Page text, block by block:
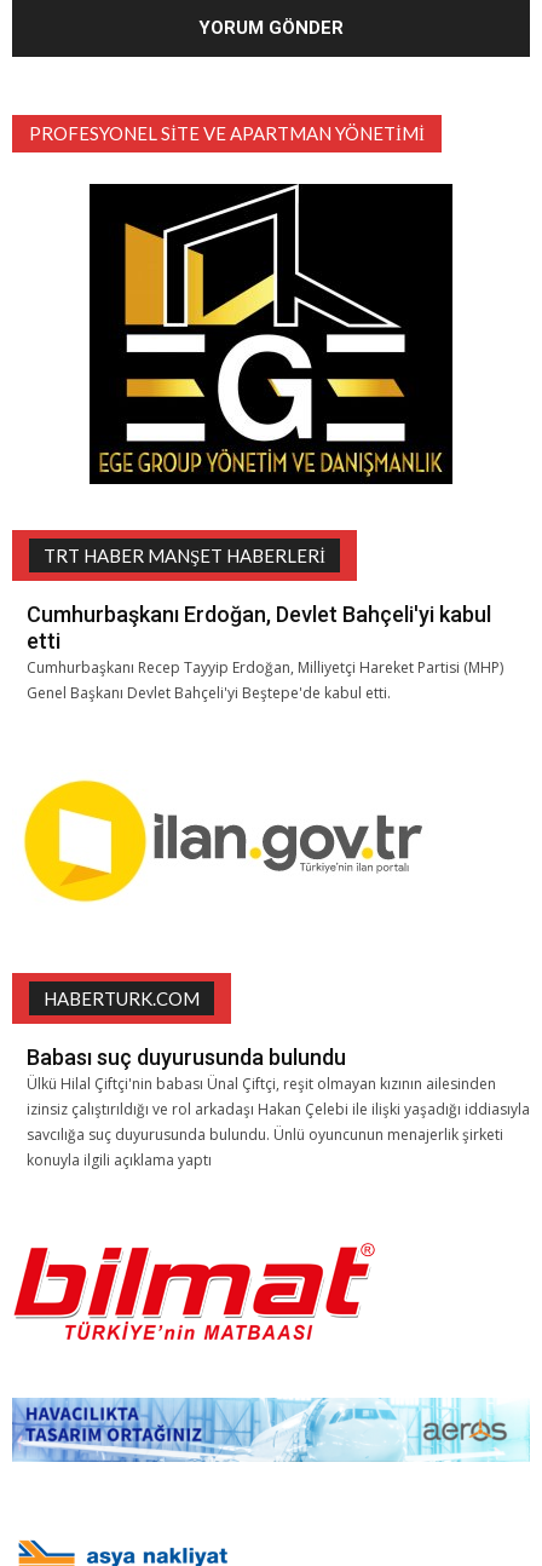
PROFESYONEL SITE VE APARTMAN YÖNETIMI
TRT HABER MANŞET HABERLERI
Cumhurbaşkanı Erdoğan, Devlet Bahçeli'yi kabul
etti
Cumhurbaşkanı Recep Tayyip Erdoğan, Milliyetçi Hareket Partisi (MHP)
Genel Başkanı Devlet Bahçeli'yi Beştepe'de kabul etti.
HABERTURK.COM
Babası suç duyurusunda bulundu
Ülkü Hilal Çiftçi'nin babası Ünal Çiftçi, reşit olmayan kızının ailesinden
izinsiz çalıştırıldığı ve rol arkadaşı Hakan Çelebi ile ilişki yaşadığı iddiasıyla
savcılığa suç duyurusunda bulundu. Ünlü oyuncunun menajerlik şirketi
konuyla ilgili açıklama yaptı